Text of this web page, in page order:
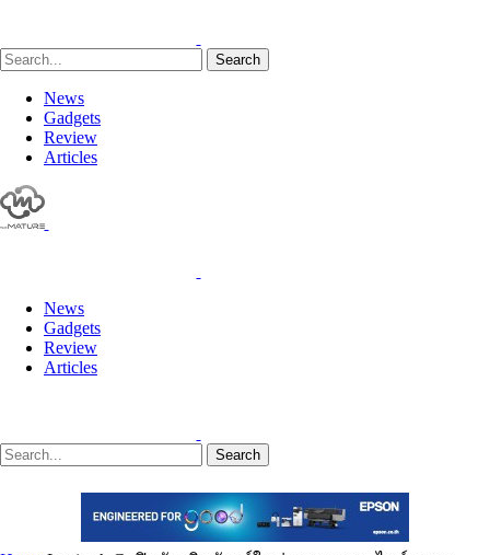
Search
News
Gadgets
Review
Articles
News
Gadgets
Review
Articles
Search